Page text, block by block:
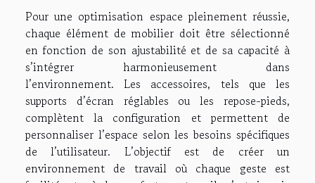
Pour une optimisation espace pleinement réussie,
chaque élément de mobilier doit être sélectionné
en fonction de son ajustabilité et de sa capacité à
s’intégrer harmonieusement dans
l’environnement. Les accessoires, tels que les
supports d’écran réglables ou les repose-pieds,
complètent la configuration et permettent de
personnaliser l’espace selon les besoins spécifiques
de l’utilisateur. L’objectif est de créer un
environnement de travail où chaque geste est